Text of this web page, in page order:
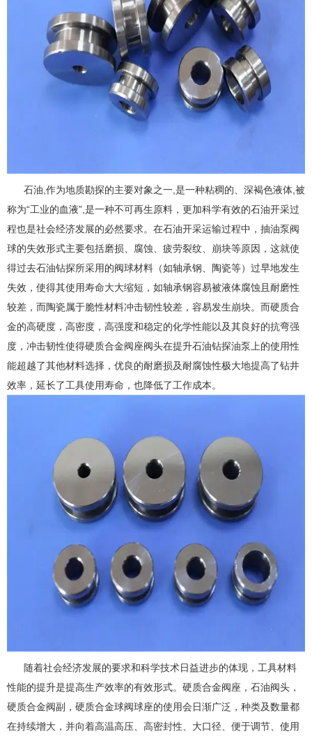
石油,作为地质勘探的主要对象之一,是一种粘稠的、深褐色液体,被
称为“工业的血液”,是一种不可再生原料，更加科学有效的石油开采过
程也是社会经济发展的必然要求。在石油开采运输过程中，抽油泵阀
球的失效形式主要包括磨损、腐蚀、疲劳裂纹、崩块等原因，这就使
得过去石油钻探所采用的阀球材料（如轴承钢、陶瓷等）过早地发生
失效，使得其使用寿命大大缩短，如轴承钢容易被液体腐蚀且耐磨性
较差，而陶瓷属于脆性材料冲击韧性较差，容易发生崩块。而硬质合
金的高硬度，高密度，高强度和稳定的化学性能以及其良好的抗弯强
度，冲击韧性使得硬质合金阀座阀头在提升石油钻探油泵上的使用性
能超越了其他材料选择，优良的耐磨损及耐腐蚀性极大地提高了钻井
效率，延长了工具使用寿命，也降低了工作成本。
随着社会经济发展的要求和科学技术日益进步的体现，工具材料
性能的提升是提高生产效率的有效形式。硬质合金阀座，石油阀头，
硬质合金阀副，硬质合金球阀球座的使用会日渐广泛，种类及数量都
在持续增大，并向着高温高压、高密封性、大口径、便于调节、使用